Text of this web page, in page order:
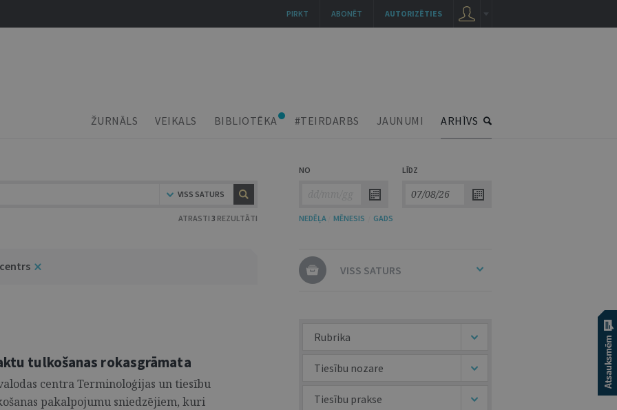
ŽURNĀLS VEIKALS BIBLIOTĒKA #TEIRDARBS JAUNUMI ARHĪVS
VISS SATURS
ATRASTI 3 REZULTĀTI
NO LĪDZ
NEDĒĻA MĒNESIS GADS
tulkošanas rokasgrāmata
centra Terminoloģijas un tiesību
pakalpojumu sniedzējiem, kuri
VISS SATURS
Rubrika
Tiesību nozare
Tiesību prakse
AUTORIZĒTIES
ABONĒT
PIRKT